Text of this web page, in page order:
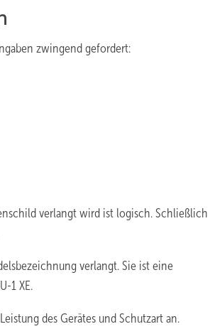
zwingend gefordert:
verlangt wird ist logisch. Schließlich
verlangt. Sie ist eine
1 XE.
des Gerätes und Schutzart an.